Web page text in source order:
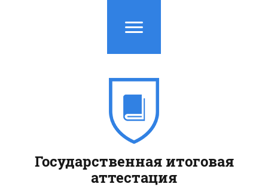
Государственная итоговая
аттестация